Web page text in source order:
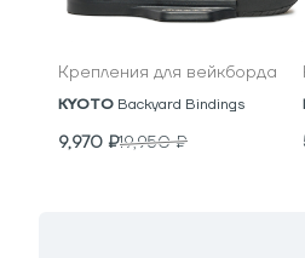
Крепления для вейкборда
KYOTO Backyard Bindings
9,970 ₽19,950₽